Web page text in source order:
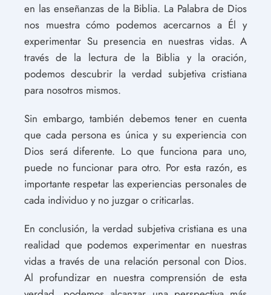
en las enseñanzas de la Biblia. La Palabra de Dios
nos muestra cómo podemos acercarnos a Él y
experimentar Su presencia en nuestras vidas. A
través de la lectura de la Biblia y la oración,
podemos descubrir la verdad subjetiva cristiana
para nosotros mismos.
Sin embargo, también debemos tener en cuenta
que cada persona es única y su experiencia con
Dios será diferente. Lo que funciona para uno,
puede no funcionar para otro. Por esta razón, es
importante respetar las experiencias personales de
cada individuo y no juzgar o criticarlas.
En conclusión, la verdad subjetiva cristiana es una
realidad que podemos experimentar en nuestras
vidas a través de una relación personal con Dios.
Al profundizar en nuestra comprensión de esta